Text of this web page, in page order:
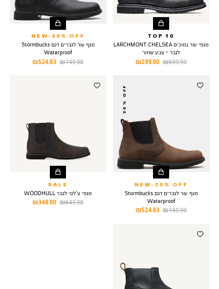
TOP 10
מגפי עור נמוכים LARCHMONT CHELSEA
לגבר - צבע שחור
מחיר
299.90 ₪
מחיר
699.90 ₪
NEW-30% OFF
מגף עור לגברים דגם Stormbucks
Waterproof
מחיר
524.93 ₪
מחיר
749.90 ₪
30% OFF
NEW-30% OFF
מגף עור לגברים דגם Stormbucks
Waterproof
מחיר
524.93 ₪
מחיר
749.90 ₪
SALE
מגפי צ’לסי לגבר WOODHULL
מחיר
348.90 ₪
מחיר
649.90 ₪